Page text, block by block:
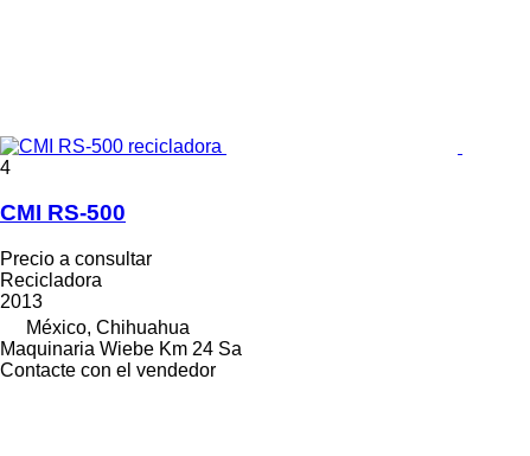
4
CMI RS-500
Precio a consultar
Recicladora
2013
México, Chihuahua
Maquinaria Wiebe Km 24 Sa
Contacte con el vendedor